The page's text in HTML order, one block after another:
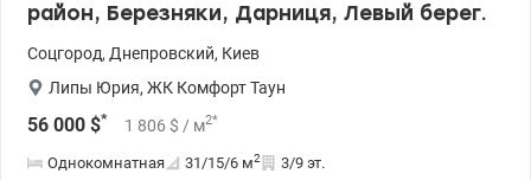
район, Березняки, Дарниця, Левый берег.
Соцгород, Днепровский, Киев
Липы Юрия, ЖК Комфорт Таун
56 000 $* 1 806 $ / м2*
Однокомнатная 31/15/6 м2 3/9 эт.